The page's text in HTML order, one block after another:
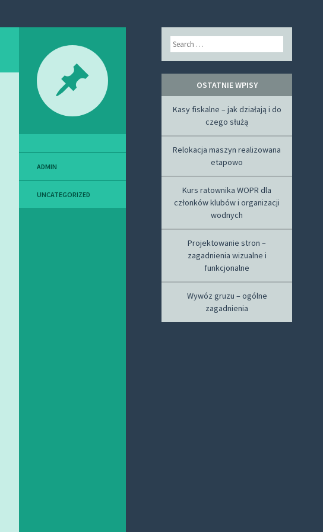
ADMIN
UNCATEGORIZED
Search
OSTATNIE WPISY
Kasy fiskalne – jak działają i do
czego służą
Relokacja maszyn realizowana
etapowo
Kurs ratownika WOPR dla
członków klubów i organizacji
wodnych
Projektowanie stron –
zagadnienia wizualne i
funkcjonalne
Wywóz gruzu – ogólne
zagadnienia